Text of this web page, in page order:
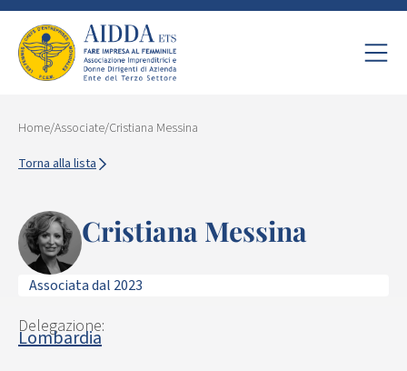
Home/Associate/Cristiana Messina
Torna alla lista
Cristiana Messina
Associata dal 2023
Delegazione:
Lombardia